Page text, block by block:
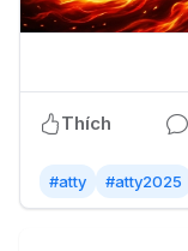
Thích
#atty #atty2025